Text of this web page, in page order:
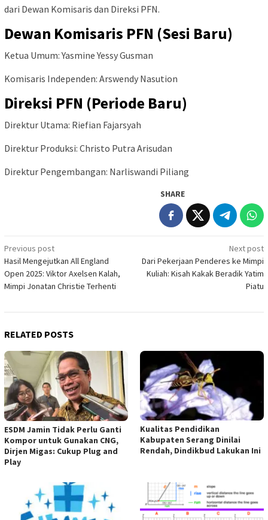
dari Dewan Komisaris dan Direksi PFN.
Dewan Komisaris PFN (Sesi Baru)
Ketua Umum: Yasmine Yessy Gusman
Komisaris Independen: Arswendy Nasution
Direksi PFN (Periode Baru)
Direktur Utama: Riefian Fajarsyah
Direktur Produksi: Christo Putra Arisudan
Direktur Pengembangan: Narliswandi Piliang
SHARE
Post
navigation
Previous post
Hasil Mengejutkan All England
Open 2025: Viktor Axelsen Kalah,
Mimpi Jonatan Christie Terhenti
Next post
Dari Pekerjaan Penderes ke Mimpi
Kuliah: Kisah Kakak Beradik Yatim
Piatu
RELATED POSTS
ESDM Jamin Tidak Perlu Ganti
Kompor untuk Gunakan CNG,
Dirjen Migas: Cukup Plug and
Play
Kualitas Pendidikan
Kabupaten Serang Dinilai
Rendah, Dindikbud Lakukan Ini